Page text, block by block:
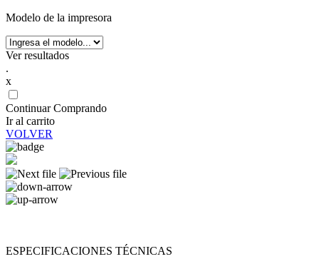
Modelo de la impresora
Ver resultados
.
x
Continuar Comprando
Ir al carrito
VOLVER
ESPECIFICACIONES TÉCNICAS